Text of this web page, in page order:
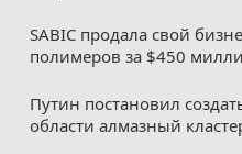
SABIC продала свой
полимеров за $450
Путин постановил
области алмазный